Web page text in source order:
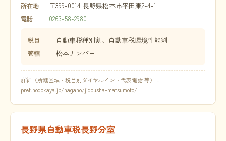
所在地 〒399-0014 長野県松本市平田東2-4-1
電話 0263-58-2980
税目 自動車税種別割、自動車税環境性能割
管轄 松本ナンバー
詳細（所轄区域・税目別ダイヤルイン・代表電話 等）：
pref.nodokaya.jp/nagano/jidousha-matsumoto/
長野県自動車税長野分室